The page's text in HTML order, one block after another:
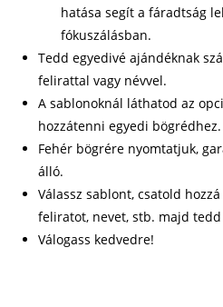
hatása segít a fáradtság
fókuszálásban.
Tedd egyedivé ajándéknak
felirattal vagy névvel.
A sablonoknál láthatod az
hozzátenni egyedi bögrédhez.
Fehér bögrére nyomtatjuk,
álló.
Válassz sablont, csatold
feliratot, nevet, stb. majd tedd
Válogass kedvedre!